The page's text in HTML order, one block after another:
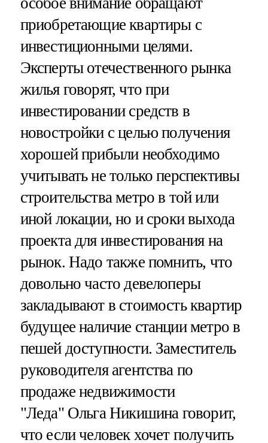
приобретающие квартиры с
инвестиционными целями.
Эксперты отечественного рынка
жилья говорят, что при
инвестировании средств в
новостройки с целью получения
хорошей прибыли необходимо
учитывать не только перспективы
строительства метро в той или
иной локации, но и сроки выхода
проекта для инвестирования на
рынок. Надо также помнить, что
довольно часто девелоперы
закладывают в стоимость квартир
будущее наличие станции метро в
пешей доступности. Заместитель
руководителя агентства по
продаже недвижимости
"Леда" Ольга Никишина говорит,
что если человек хочет получить